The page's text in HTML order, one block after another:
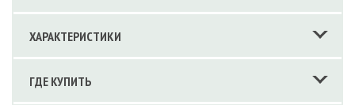
ХАРАКТЕРИСТИКИ
ГДЕ КУПИТЬ